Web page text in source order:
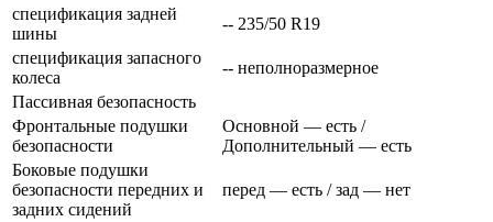
спецификация задней
шины
-- 235/50 R19
спецификация запасного
колеса
-- неполноразмерное
Пассивная безопасность
Фронтальные подушки
безопасности
Основной — есть /
Дополнительный — есть
Боковые подушки
безопасности передних и
задних сидений
перед — есть / зад — нет